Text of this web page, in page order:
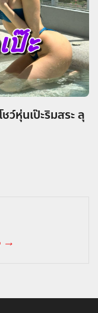
ว์หุ่นเป๊ะริมสระ ลุ
→